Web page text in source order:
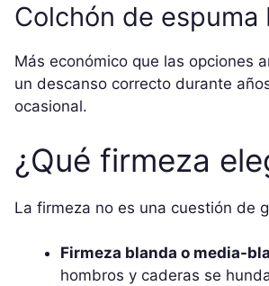
Colchón de espuma
Más económico que las opciones
un descanso correcto durante
ocasional.
¿Qué firmeza
La firmeza no es una cuestión de
Firmeza blanda o media-
hombros y caderas se